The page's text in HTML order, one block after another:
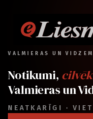
VALMIERAS UN
Notikumi,
Valmieras un
NEATKARĪGI ·